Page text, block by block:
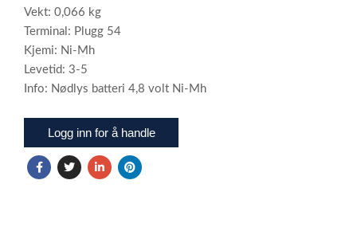
Vekt: 0,066 kg
Terminal: Plugg 54
Kjemi: Ni-Mh
Levetid: 3-5
Info: Nødlys batteri 4,8 volt Ni-Mh
Logg inn for å handle